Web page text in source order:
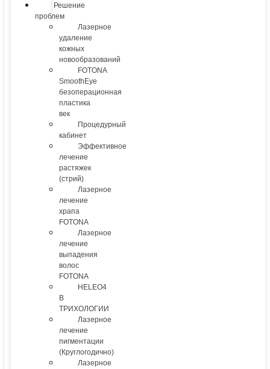
Решение
проблем
Лазерное
удаление
кожных
новообразований
FOTONA
SmoothEye
безоперационная
пластика
век
Процедурный
кабинет
Эффективное
лечение
растяжек
(стрий)
Лазерное
лечение
храпа
FOTONA
Лазерное
лечение
выпадения
волос
FOTONA
HELEO4
В
ТРИХОЛОГИИ
Лазерное
лечение
пигментации
(Круглогодично)
Лазерное